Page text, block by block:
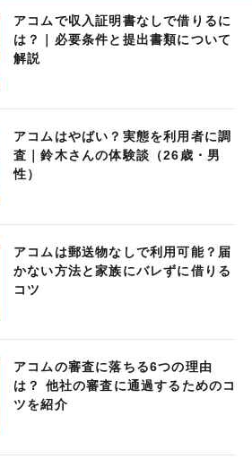
アコムで収入証明書なしで借りるに
は？｜必要条件と提出書類について
解説
アコムはやばい？実態を利用者に調
査｜鈴木さんの体験談（26歳・男
性）
アコムは郵送物なしで利用可能？届
かない方法と家族にバレずに借りる
コツ
アコムの審査に落ちる6つの理由
は？ 他社の審査に通過するためのコ
ツを紹介